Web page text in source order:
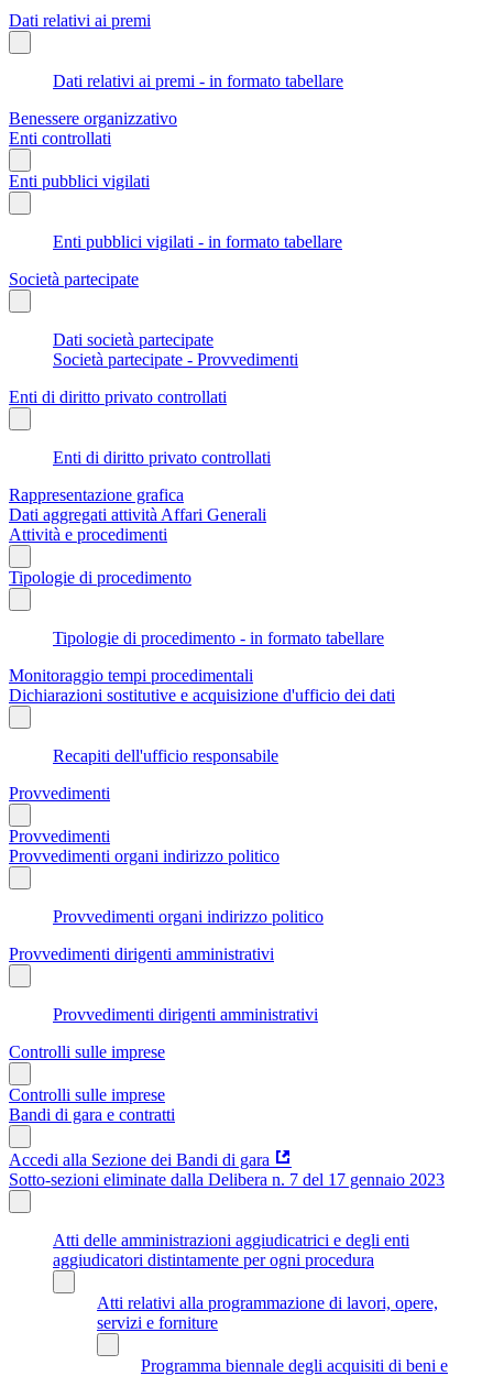
Dati relativi ai premi
Dati relativi ai premi - in formato tabellare
Benessere organizzativo
Enti controllati
Enti pubblici vigilati
Enti pubblici vigilati - in formato tabellare
Società partecipate
Dati società partecipate
Società partecipate - Provvedimenti
Enti di diritto privato controllati
Enti di diritto privato controllati
Rappresentazione grafica
Dati aggregati attività Affari Generali
Attività e procedimenti
Tipologie di procedimento
Tipologie di procedimento - in formato tabellare
Monitoraggio tempi procedimentali
Dichiarazioni sostitutive e acquisizione d'ufficio dei dati
Recapiti dell'ufficio responsabile
Provvedimenti
Provvedimenti
Provvedimenti organi indirizzo politico
Provvedimenti organi indirizzo politico
Provvedimenti dirigenti amministrativi
Provvedimenti dirigenti amministrativi
Controlli sulle imprese
Controlli sulle imprese
Bandi di gara e contratti
Accedi alla Sezione dei Bandi di gara
Sotto-sezioni eliminate dalla Delibera n. 7 del 17 gennaio 2023
Atti delle amministrazioni aggiudicatrici e degli enti
aggiudicatori distintamente per ogni procedura
Atti relativi alla programmazione di lavori, opere,
servizi e forniture
Programma biennale degli acquisiti di beni e